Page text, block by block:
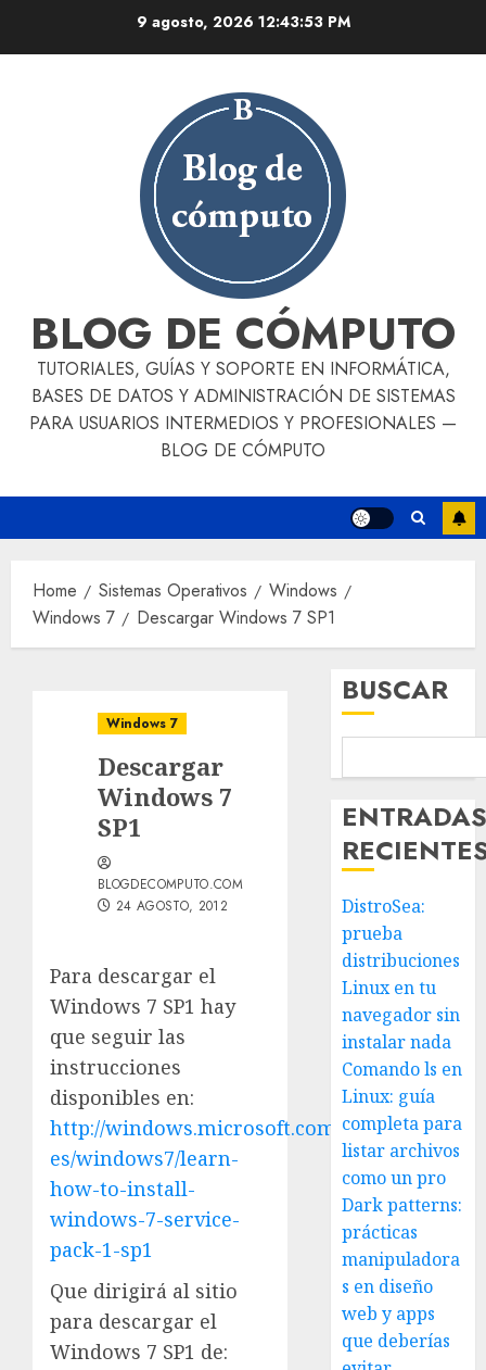
9 agosto, 2026 12:43:54 PM
BLOG DE CÓMPUTO
TUTORIALES, GUÍAS Y SOPORTE EN INFORMÁTICA,
BASES DE DATOS Y ADMINISTRACIÓN DE SISTEMAS
PARA USUARIOS INTERMEDIOS Y PROFESIONALES —
BLOG DE CÓMPUTO
Home Sistemas Operativos
Windows
Windows 7
Descargar Windows 7 SP1
Windows 7
Descargar
Windows 7
SP1
BLOGDECOMPUTO.COM
24 AGOSTO, 2012
Para descargar el
Windows 7 SP1 hay
que seguir las
instrucciones
disponibles en:
http://windows.microsoft.com/es-
es/windows7/learn-
how-to-install-
windows-7-service-
pack-1-sp1
Que dirigirá al sitio
para descargar el
Windows 7 SP1 de:
BUSCAR
DistroSea:
prueba
distribuciones
Linux en tu
navegador sin
instalar nada
Comando ls en
Linux: guía
completa para
listar archivos
como un pro
Dark patterns:
prácticas
manipuladora
s en diseño
web y apps
que deberías